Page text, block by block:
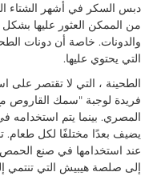
دبس السكر في أشهر الشتاء
من الممكن العثور عليها
والدونات. خاصة أن دونات
التي يحتوي عليها.
الطحينة ، التي لا تقتصر على
فريدة لوجبة "سمك القاروص
المصري. بينما يتم استخدامه
يضيف بعدًا مختلفًا لكل طعام.
عند استخدامها في صنع الحمص.
إلى صلصة هيبيش التي تنتمي